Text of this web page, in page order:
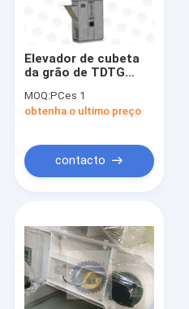
Elevador de cubeta
da grão de TDTG
MOQ:PCes 1
obtenha o ultimo preço
contacto